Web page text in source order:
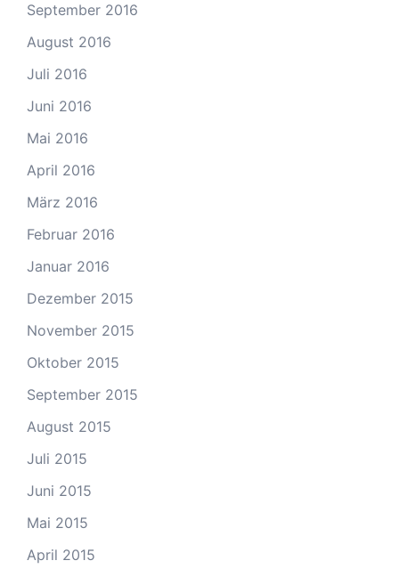
September 2016
August 2016
Juli 2016
Juni 2016
Mai 2016
April 2016
März 2016
Februar 2016
Januar 2016
Dezember 2015
November 2015
Oktober 2015
September 2015
August 2015
Juli 2015
Juni 2015
Mai 2015
April 2015